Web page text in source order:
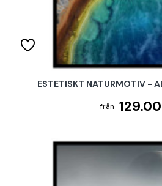
ESTETISKT NATURMOTIV -